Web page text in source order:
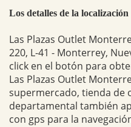
Los detalles de la localización
Las Plazas Outlet
220, L-41 - Monterrey,
click en el botón para
Las Plazas Outlet
supermercado, tienda de
departamental también
con gps para la